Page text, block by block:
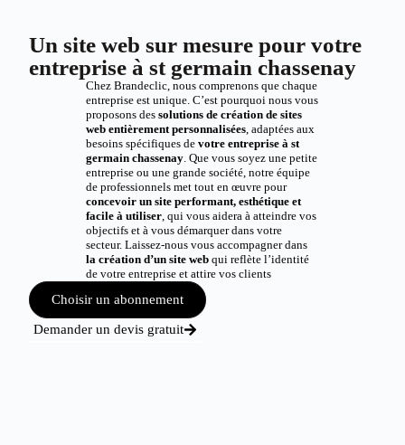
Un site web sur mesure pour votre
entreprise à st germain chassenay
Chez Brandeclic, nous comprenons que chaque
entreprise est unique. C’est pourquoi nous vous
proposons des solutions de création de sites
web entièrement personnalisées, adaptées aux
besoins spécifiques de votre entreprise à st
germain chassenay. Que vous soyez une petite
entreprise ou une grande société, notre équipe
de professionnels met tout en œuvre pour
concevoir un site performant, esthétique et
facile à utiliser, qui vous aidera à atteindre vos
objectifs et à vous démarquer dans votre
secteur. Laissez-nous vous accompagner dans
la création d’un site webqui reflète l’identité
de votre entreprise et attire vos clients
Choisir un abonnement
Demander un devis gratuit